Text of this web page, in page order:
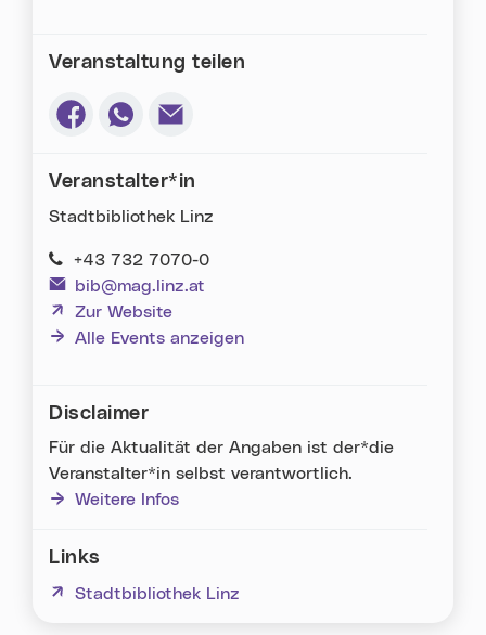
Veranstaltung teilen
Veranstalter*in
Stadtbibliothek Linz
+43 732 7070-0
bib@mag.linz.at
Zur Website
(neues Fenster)
Alle Events anzeigen
Disclaimer
Für die Aktualität der Angaben ist der*die
Veranstalter*in selbst verantwortlich.
Weitere Infos
Links
Stadtbibliothek Linz
(neues Fenster)